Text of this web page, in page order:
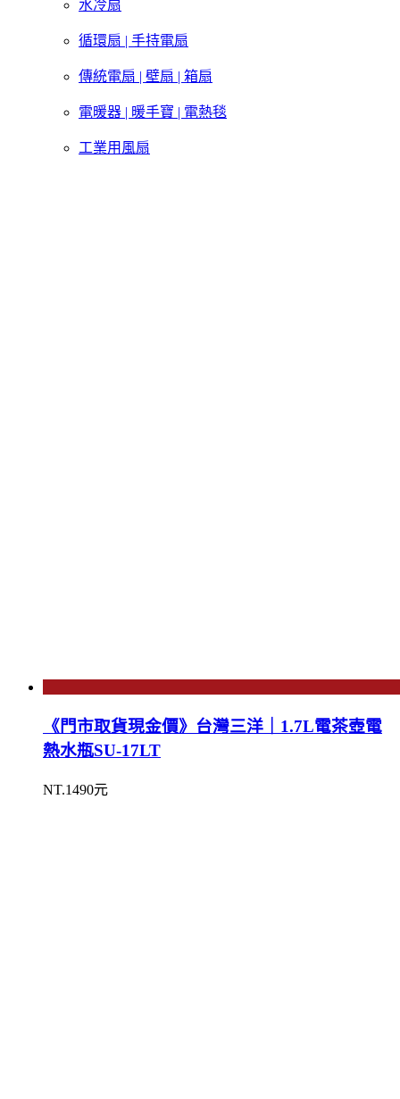
水冷扇
循環扇 | 手持電扇
傳統電扇 | 壁扇 | 箱扇
電暖器 | 暖手寶 | 電熱毯
工業用風扇
《門市取貨現金價》台灣三洋｜1.7L電茶壺電
熱水瓶SU-17LT
NT.1490元